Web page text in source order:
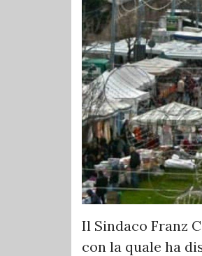
Il Sindaco Franz
con la quale ha